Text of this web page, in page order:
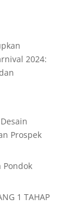
2024:
Prospek
Pondok
1 TAHAP